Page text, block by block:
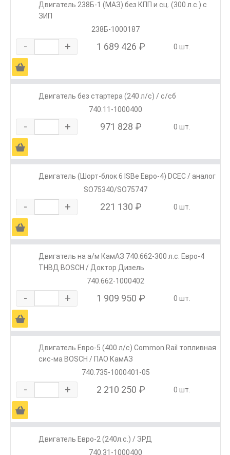
Двигатель 238Б-1 (МАЗ) без КПП и сц. (300 л.с.) с
ЗИП
238Б-1000187
- + 1 689 426 ₽ 0 шт.
Ä
Двигатель без стартера (240 л/с) / с/сб
740.11-1000400
- + 971 828 ₽ 0 шт.
Ä
Двигатель (Шорт-блок 6 ISBe Евро-4) DCEC / аналог
SO75340/SO75747
- + 221 130 ₽ 0 шт.
Ä
Двигатель на а/м КамАЗ 740.662-300 л.с. Евро-4
ТНВД BOSCH / Доктор Дизель
740.662-1000402
- + 1 909 950 ₽ 0 шт.
Ä
Двигатель Евро-5 (400 л/с) Common Rail топливная
сис-ма BOSCH / ПАО КамАЗ
740.735-1000401-05
- + 2 210 250 ₽ 0 шт.
Ä
Двигатель Евро-2 (240л.с.) / ЗРД
740.31-1000400